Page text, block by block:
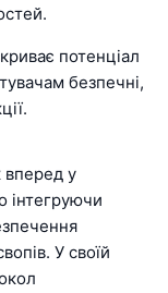
потенціал
безпечні,
вперед у
інтегруючи
У своїй